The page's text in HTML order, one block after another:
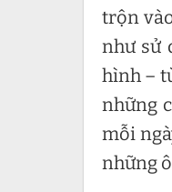
trộn
như sử
hình –
những
mỗi
những